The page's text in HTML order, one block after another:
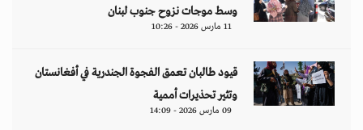
وسط موجات نزوح جنوب لبنان
11 مارس 2026 - 10:26
قيود طالبان تعمق الفجوة الجندرية في أفغانستان
وتثير تحذيرات أممية
09 مارس 2026 - 14:09